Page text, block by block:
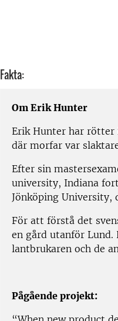
Fakta:
Om Erik Hunter
Erik Hunter har rötter
där morfar var
Efter sin
university, Indiana
Jönköping University,
För att förstå det
en gård utanför
lantbrukaren och de
Pågående projekt: